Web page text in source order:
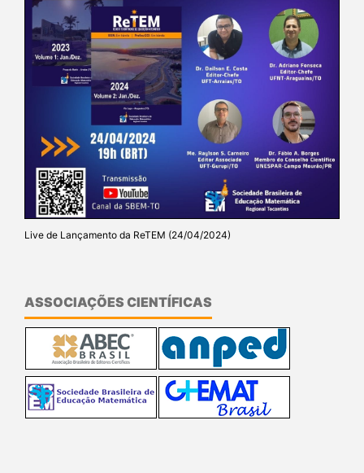
Live de Lançamento da ReTEM (24/04/2024)
ASSOCIAÇÕES CIENTÍFICAS